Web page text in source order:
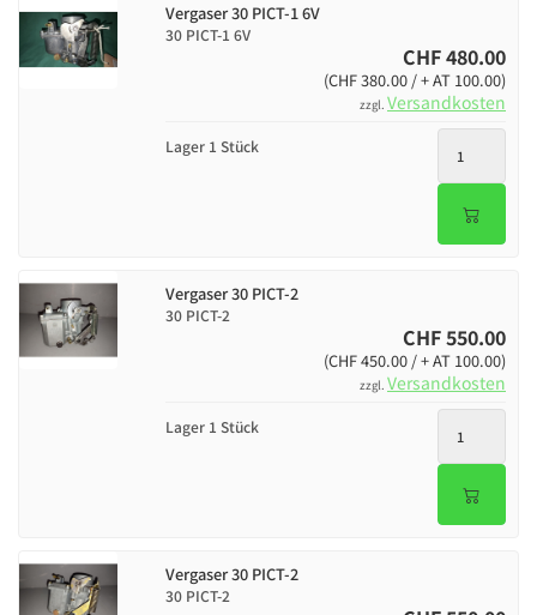
Vergaser 30 PICT-1 6V
30 PICT-1 6V
CHF 480.00
(CHF 380.00 / + AT 100.00)
zzgl. Versandkosten
Lager 1 Stück
Vergaser 30 PICT-2
30 PICT-2
CHF 550.00
(CHF 450.00 / + AT 100.00)
zzgl. Versandkosten
Lager 1 Stück
Vergaser 30 PICT-2
30 PICT-2